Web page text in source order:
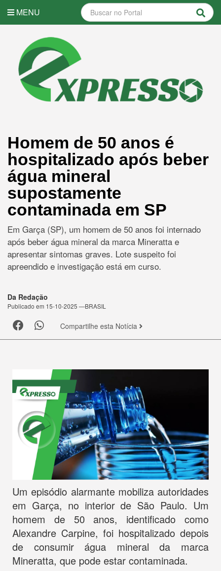
MENU
Homem de 50 anos é
hospitalizado após beber
água mineral
supostamente
contaminada em SP
Em Garça (SP), um homem de 50 anos foi internado
após beber água mineral da marca Mineratta e
apresentar sintomas graves. Lote suspeito foi
apreendido e investigação está em curso.
Da Redação
Publicado em 15-10-2025 —BRASIL
Compartilhe esta Notícia
Um episódio alarmante mobiliza autoridades
em Garça, no interior de São Paulo. Um
homem de 50 anos, identificado como
Alexandre Carpine, foi hospitalizado depois
de consumir água mineral da marca
Mineratta, que pode estar contaminada.